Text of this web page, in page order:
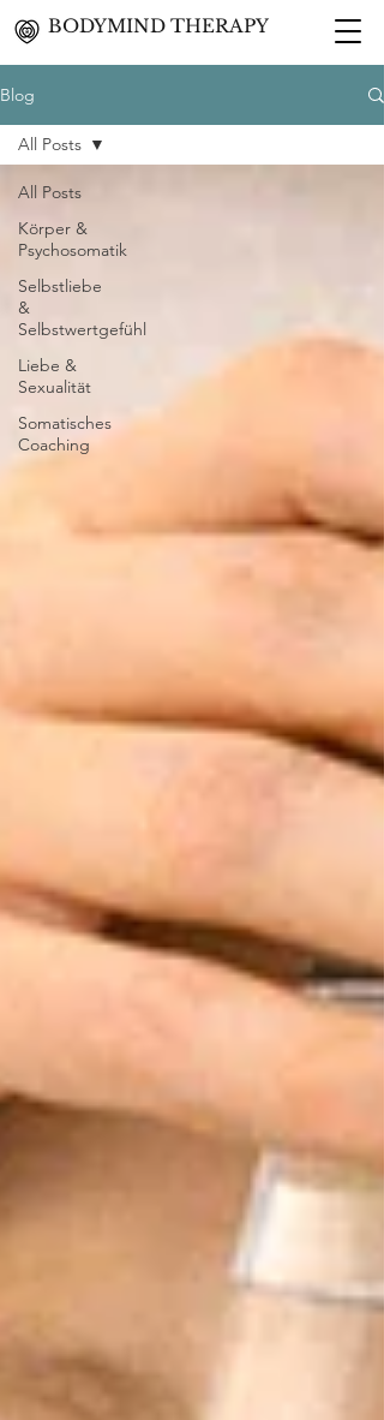
BODYMIND THERAPY
Blog
All Posts
Körper &
Psychosomatik
Selbstliebe
&
Selbstwertgefühl
Liebe &
Sexualität
Somatisches
Coaching
All Posts